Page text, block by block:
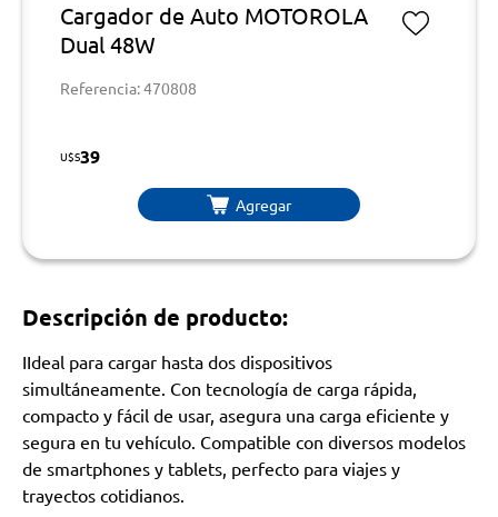
Cargador de Auto MOTOROLA
Dual 48W
Referencia: 470808
U$S39
Agregar
Descripción de producto:
IIdeal para cargar hasta dos dispositivos
simultáneamente. Con tecnología de carga rápida,
compacto y fácil de usar, asegura una carga eficiente y
segura en tu vehículo. Compatible con diversos modelos
de smartphones y tablets, perfecto para viajes y
trayectos cotidianos.